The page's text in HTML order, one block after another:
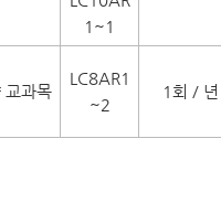
1~1
교과목
LC8AR1
~2
1회 / 년